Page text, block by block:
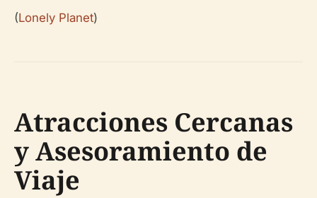
(Lonely Planet)
Atracciones Cercanas
y Asesoramiento de
Viaje